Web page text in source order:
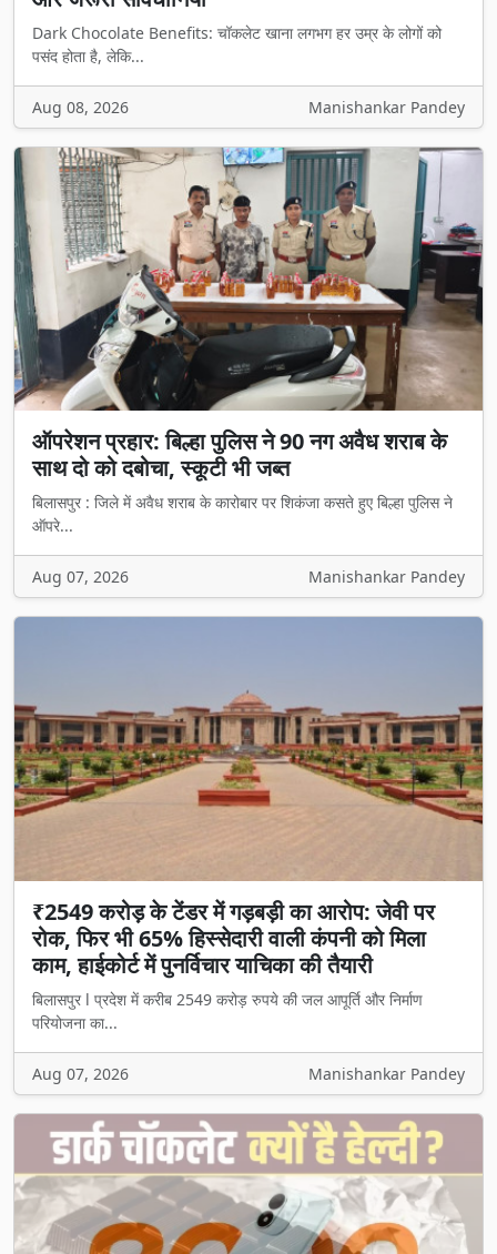
Dark Chocolate Benefits: चॉकलेट खाना लगभग हर उम्र के लोगों को
पसंद होता है, लेकि...
Aug 08, 2026 Manishankar Pandey
ऑपरेशन प्रहार: बिल्हा पुलिस ने 90 नग अवैध शराब के
साथ दो को दबोचा, स्कूटी भी जब्त
बिलासपुर : जिले में अवैध शराब के कारोबार पर शिकंजा कसते हुए बिल्हा पुलिस ने
ऑपरे...
Aug 07, 2026 Manishankar Pandey
₹2549 करोड़ के टेंडर में गड़बड़ी का आरोप: जेवी पर
रोक, फिर भी 65% हिस्सेदारी वाली कंपनी को मिला
काम, हाईकोर्ट में पुनर्विचार याचिका की तैयारी
बिलासपुर l प्रदेश में करीब 2549 करोड़ रुपये की जल आपूर्ति और निर्माण
परियोजना का...
Aug 07, 2026 Manishankar Pandey